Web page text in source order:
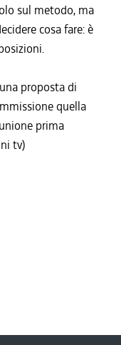
sul metodo, ma
cosa fare: è
proposta di
quella
prima
tv)